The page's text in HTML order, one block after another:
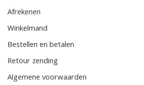
Afrekenen
Winkelmand
Bestellen en betalen
Retour zending
Algemene voorwaarden